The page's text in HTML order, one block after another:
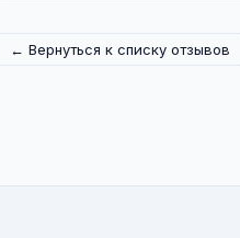
← Вернуться к списку отзывов